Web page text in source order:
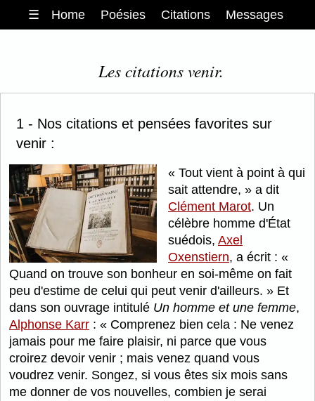
☰ Home Poésies Citations Messages
Les citations venir.
1 - Nos citations et pensées favorites sur
venir :
Tout vient à point à qui
sait attendre,
a dit
Clément Marot. Un
célèbre homme d'État
suédois, Axel
Oxenstiern, a écrit :
Quand on trouve son bonheur en soi-même on fait
peu d'estime de celui qui peut venir d'ailleurs.
Et
dans son ouvrage intitulé Un homme et une femme,
Alphonse Karr :
Comprenez bien cela : Ne venez
jamais pour me faire plaisir, ni parce que vous
croirez devoir venir ; mais venez quand vous
voudrez venir. Songez, si vous êtes six mois sans
me donner de vos nouvelles, combien je serai